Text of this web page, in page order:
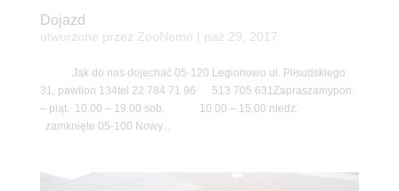
Dojazd
utworzone przez ZooNemo paź 29, 2017
Jak do nas dojechać 05-120 Legionowo ul. Piłsudskiego
31, pawilon 134tel 22 784 71 96 513 705 631Zapraszamypon.
– piąt. 10.00 – 19.00 sob. 10.00 – 15.00 niedz.
zamknięte 05-100 Nowy...